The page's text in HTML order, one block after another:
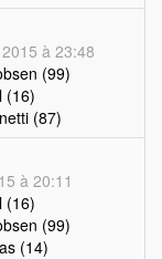
à 23:48
(99)
(16)
(87)
à 20:11
(16)
(99)
(14)